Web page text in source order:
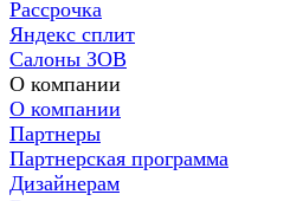
Рассрочка
Яндекс сплит
Салоны ЗОВ
О компании
О компании
Партнеры
Партнерская программа
Дизайнерам